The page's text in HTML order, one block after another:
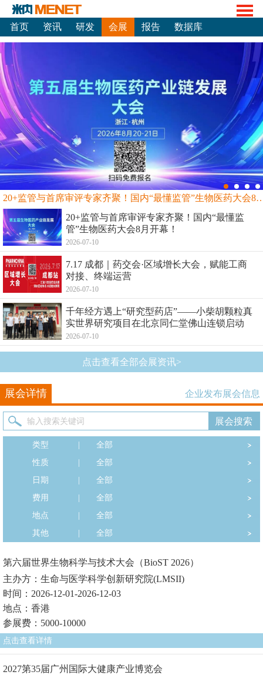
首页 资讯 研发 会展 报告 数据库
20+监管与首席审评专家齐聚！国内“最
20+监管与首席审评专家齐聚！国内“最懂监
管”生物医药大会8月开幕！
2026-07-10
7.17 成都｜药交会·区域增长大会，赋能工商
对接、终端运营
2026-07-10
千年经方遇上“研究型药店”——小柴胡颗粒真
实世界研究项目在北京同仁堂佛山连锁启动
2026-07-10
点击查看全部会展资讯>
展会详情 企业发布展会信息
类型
全部
性质
全部
日期
全部
费用
全部
地点
全部
其他
全部
第六届世界生物科学与技术大会（BioST 2026）
主办方：生命与医学科学创新研究院(LMSII)
时间：2026-12-01-2026-12-03
地点：香港
参展费：5000-10000
点击查看详情
2027第35届广州国际大健康产业博览会